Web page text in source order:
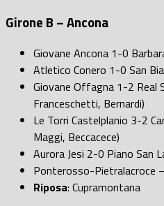
Girone B – Ancona
Giovane Ancona 1-0
Atletico Conero 1-0 San
Giovane Offagna 1-2
Franceschetti, Bernardi)
Le Torri Castelplanio 3-2
Maggi, Beccacece)
Aurora Jesi 2-0 Piano San
Ponterosso-Pietralacroce
Riposa: Cupramontana